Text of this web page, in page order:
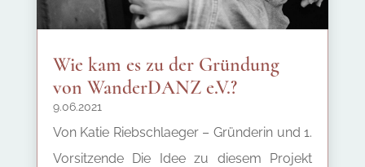
Wie kam es zu der Gründung
von WanderDANZ e.V.?
9.06.2021
Von Katie Riebschlaeger – Gründerin und 1.
Vorsitzende Die Idee zu diesem Projekt